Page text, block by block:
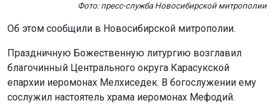
Фото: пресс-служба Новосибирской митрополии
Об этом сообщили в Новосибирской митрополии.
Праздничную Божественную литургию возглавил
благочинный Центрального округа Карасукской
епархии иеромонах Мелхиседек. В богослужении ему
сослужил настоятель храма иеромонах Мефодий.